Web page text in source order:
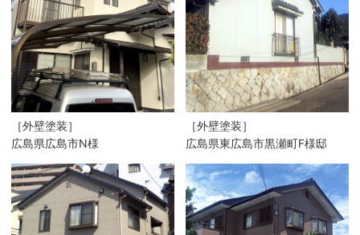
［外壁塗装］
広島県広島市N様
［外壁塗装］
広島県東広島市黒瀬町F様邸